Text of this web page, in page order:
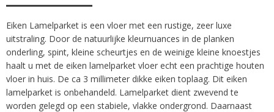
Eiken Lamelparket is een vloer met een rustige, zeer luxe
uitstraling. Door de natuurlijke kleurnuances in de planken
onderling, spint, kleine scheurtjes en de weinige kleine knoestjes
haalt u met de eiken lamelparket vloer echt een prachtige houten
vloer in huis. De ca 3 millimeter dikke eiken toplaag. Dit eiken
lamelparket is onbehandeld. Lamelparket dient zwevend te
worden gelegd op een stabiele, vlakke ondergrond. Daarnaast